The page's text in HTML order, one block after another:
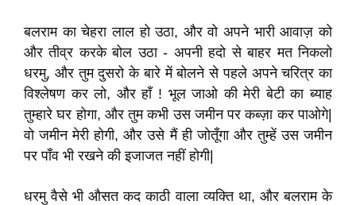
बलराम का चेहरा लाल हो उठा, और वो अपने भारी आवाज़ को
और तीव्र करके बोल उठा - अपनी हदो से बाहर मत निकलो
धरमु, और तुम दुसरो के बारे में बोलने से पहले अपने चरित्र का
विश्लेषण कर लो, और हाँ ! भूल जाओ की मेरी बेटी का ब्याह
तुम्हारे घर होगा, और तुम कभी उस जमीन पर कब्ज़ा कर पाओगे|
वो जमीन मेरी होगी,और उसे मैं ही जोतूँगा और तुम्हें उस जमीन
पर पाँव भी रखने की इजाजत नहीं होगी|
धरमु वैसे भी औसत कद काठी वाला व्यक्ति था, और बलराम के